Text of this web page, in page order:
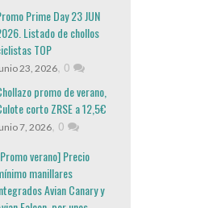
Prime Day 23 JUN
Listado de chollos
TOP
23, 2026, 0
promo de verano,
corto ZRSE a 12,5€
7, 2026, 0
verano] Precio
manillares
Avian Canary y